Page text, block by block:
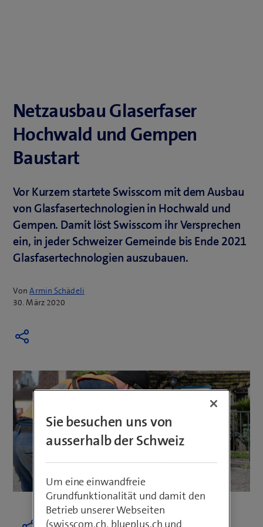
Netzausbau Glaserfaser
Hochwald und Gempen
Baustart
Vor Kurzem startete Swisscom mit dem Ausbau
von Glasfasertechnologien in Hochwald und
Gempen. Damit löst Swisscom ihr Versprechen
ein, in jeder Schweizer Gemeinde bis Ende 2021
Glasfasertechnologien auszubauen.
VonArmin Schädeli
30. März 2020
Sie besuchen uns von
ausserhalb der Schweiz
Um eine einwandfreie
Grundfunktionalität und damit den
Betrieb unserer Webseiten